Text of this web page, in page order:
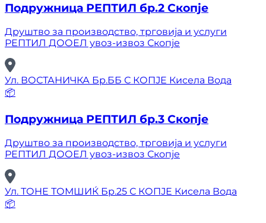
Подружница РЕПТИЛ бр.2 Скопје
Друштво за производство, трговија и услуги
РЕПТИЛ ДООЕЛ увоз-извоз Скопје
Ул. ВОСТАНИЧКА Бр.ББ С КОПЈЕ Кисела Вода
📦
Подружница РЕПТИЛ бр.3 Скопје
Друштво за производство, трговија и услуги
РЕПТИЛ ДООЕЛ увоз-извоз Скопје
Ул. ТОНЕ ТОМШИЌ Бр.25 С КОПЈЕ Кисела Вода
📦